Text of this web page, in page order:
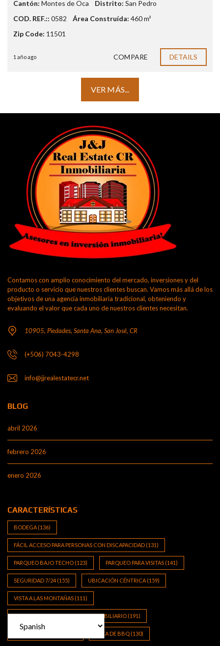
Cantón: Montes de Oca Distrito: San Pedro
COD. REF.:: 0582 Área Construída: 460 m²
Zip Code: 11501
1 año ago COMPARE DETAILS
VER MÁS...
Contamos con amplio conocimiento del mercado, inversiones y del
producto o servicio que nuestros clientes buscan. Vamos más allá de los
objetivos de una agencia inmobiliaria tradicional, obteniendo y
evaluando el valor que cada uno de nuestros clientes necesitan.
10905, Piedades, Santa Ana, San José, CR
(+506) 7043-4298
info@jjrealestatecr.net
BLOG
abril 2026
febrero 2026
enero 2026
CARACTERÍSTICAS
BODEGA (136)
FÁCIL ACCESO PARA PERSONAS CON DISCAPACIDAD (131)
PARQUEO BAJO TECHO (123) PARQUEO PARA VISITAS (141)
SEGURIDAD 7/24 (155) UBICACIÓN CÉNTRICA (159)
VISTA A LAS MONTAÑAS (111)
ZONA DE ALTO CRECIMIENTO INMOBILIARIO (191)
ÁREA DE BBQ (130)